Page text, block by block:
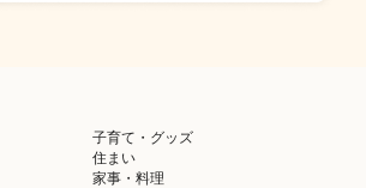
子育て・グッズ
住まい
家事・料理